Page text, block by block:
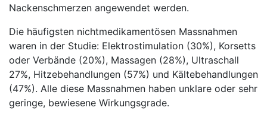
Nackenschmerzen angewendet werden.
Die häufigsten nichtmedikamentösen Massnahmen
waren in der Studie: Elektrostimulation (30%), Korsetts
oder Verbände (20%), Massagen (28%), Ultraschall
27%, Hitzebehandlungen (57%) und Kältebehandlungen
(47%). Alle diese Massnahmen haben unklare oder sehr
geringe, bewiesene Wirkungsgrade.